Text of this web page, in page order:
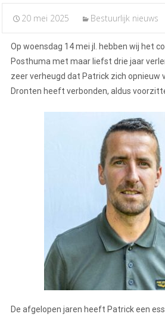
20 mei 2025 Bestuurlijk nieuws
Op woensdag 14 mei jl. hebben wij het
Posthuma met maar liefst drie jaar
zeer verheugd dat Patrick zich opnieuw
Dronten heeft verbonden, aldus
De afgelopen jaren heeft Patrick een